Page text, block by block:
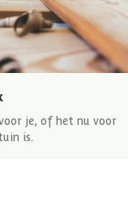
je, of het nu voor
is.